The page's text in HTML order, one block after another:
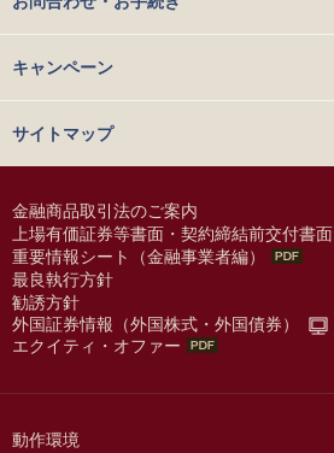
キャンペーン
サイトマップ
金融商品取引法のご案内
上場有価証券等書面・契約締結前交付書面
重要情報シート（金融事業者編）
最良執行方針
勧誘方針
外国証券情報（外国株式・外国債券）
エクイティ・オファー
動作環境